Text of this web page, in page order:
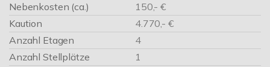
Nebenkosten (ca.)
150,- €
Kaution
4.770,- €
Anzahl Etagen
4
Anzahl Stellplätze
1